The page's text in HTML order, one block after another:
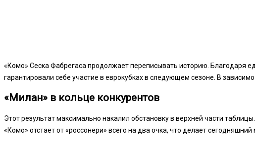
«Комо» Сеска Фабрегаса продолжает переписывать историю. Благодаря
гарантировали себе участие в еврокубках в следующем сезоне. В
«Милан» в кольце конкурентов
Этот результат максимально накалил обстановку в верхней части
«Комо» отстает от «россонери» всего на два очка, что делает